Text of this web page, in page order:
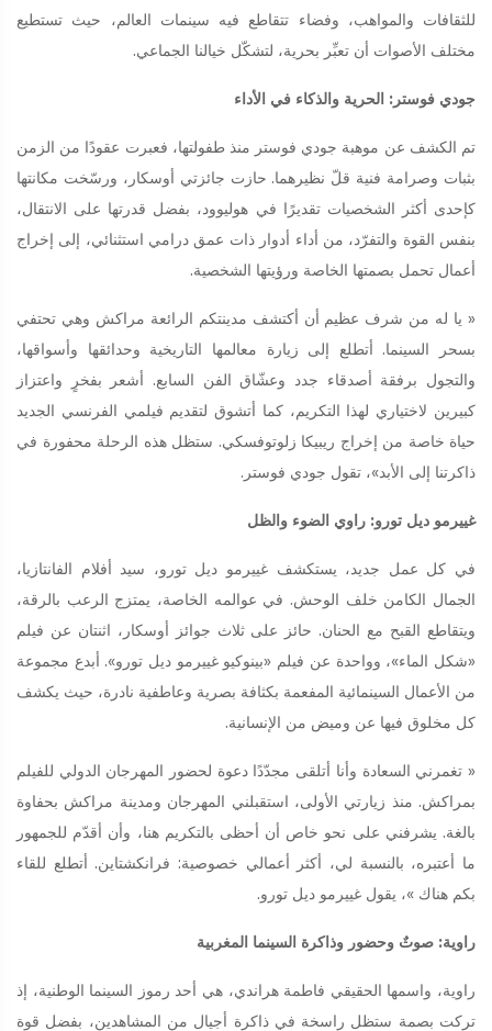
للثقافات والمواهب، وفضاء تتقاطع فيه سينمات العالم، حيث تستطيع
مختلف الأصوات أن تعبِّر بحرية، لتشكّل خيالنا الجماعي.
جودي فوستر: الحرية والذكاء في الأداء
تم الكشف عن موهبة جودي فوستر منذ طفولتها، فعبرت عقودًا من الزمن
بثبات وصرامة فنية قلّ نظيرهما. حازت جائزتي أوسكار، ورسّخت مكانتها
كإحدى أكثر الشخصيات تقديرًا في هوليوود، بفضل قدرتها على الانتقال،
بنفس القوة والتفرّد، من أداء أدوار ذات عمق درامي استثنائي، إلى إخراج
أعمال تحمل بصمتها الخاصة ورؤيتها الشخصية.
« يا له من شرف عظيم أن أكتشف مدينتكم الرائعة مراكش وهي تحتفي
بسحر السينما. أتطلع إلى زيارة معالمها التاريخية وحدائقها وأسواقها،
والتجول برفقة أصدقاء جدد وعشّاق الفن السابع. أشعر بفخرٍ واعتزاز
كبيرين لاختياري لهذا التكريم، كما أتشوق لتقديم فيلمي الفرنسي الجديد
حياة خاصة من إخراج ريبيكا زلوتوفسكي. ستظل هذه الرحلة محفورة في
ذاكرتنا إلى الأبد»، تقول جودي فوستر.
غييرمو ديل تورو: راوي الضوء والظل
في كل عمل جديد، يستكشف غييرمو ديل تورو، سيد أفلام الفانتازيا،
الجمال الكامن خلف الوحش. في عوالمه الخاصة، يمتزج الرعب بالرقة،
ويتقاطع القبح مع الحنان. حائز على ثلاث جوائز أوسكار، اثنتان عن فيلم
«شكل الماء»، وواحدة عن فيلم «بينوكيو غييرمو ديل تورو». أبدع مجموعة
من الأعمال السينمائية المفعمة بكثافة بصرية وعاطفية نادرة، حيث يكشف
كل مخلوق فيها عن وميض من الإنسانية.
« تغمرني السعادة وأنا أتلقى مجدّدًا دعوة لحضور المهرجان الدولي للفيلم
بمراكش. منذ زيارتي الأولى، استقبلني المهرجان ومدينة مراكش بحفاوة
بالغة. يشرفني على نحو خاص أن أحظى بالتكريم هنا، وأن أقدّم للجمهور
ما أعتبره، بالنسبة لي، أكثر أعمالي خصوصية: فرانكشتاين. أتطلع للقاء
بكم هناك »، يقول غييرمو ديل تورو.
راوية: صوتٌ وحضور وذاكرة السينما المغربية
راوية، واسمها الحقيقي فاطمة هراندي، هي أحد رموز السينما الوطنية، إذ
تركت بصمة ستظل راسخة في ذاكرة أجيال من المشاهدين، بفضل قوة